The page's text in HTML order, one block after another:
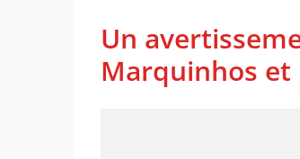
Un
Marquinhos et